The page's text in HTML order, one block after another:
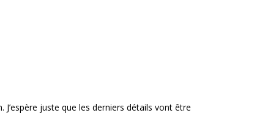
juste que les derniers détails vont être